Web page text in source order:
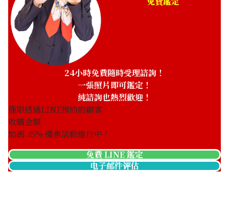
24小時免費隨時受理諮詢！
一張照片即可鑑定！
純諮詢也熱烈歡迎！
僅限透過LINE預約的顧客
收購金額
加碼35% 優惠活動進行中！
免費 LINE 鑑定
电子邮件评估